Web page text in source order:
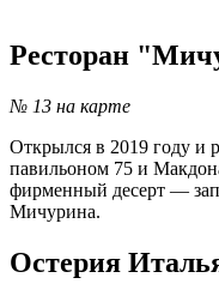
Ресторан
№ 13 на карте
Открылся в 2019 году и
павильоном 75 и
фирменный десерт —
Мичурина.
Остерия